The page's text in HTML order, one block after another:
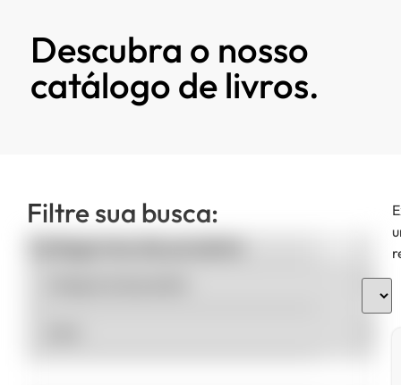
Descubra o nosso
catálogo de livros.
Filtre sua busca:
Categorias de produto